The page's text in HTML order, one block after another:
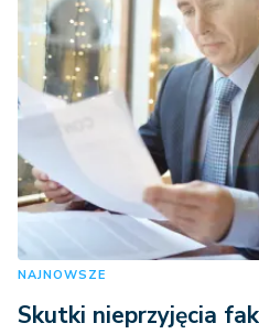
NAJNOWSZE
Skutki nieprzyjęcia